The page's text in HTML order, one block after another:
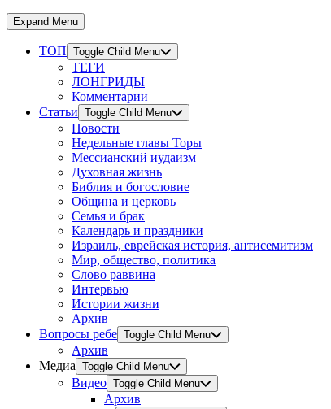
Expand Menu
ТОП Toggle Child Menu
ТЕГИ
ЛОНГРИДЫ
Комментарии
Статьи Toggle Child Menu
Новости
Недельные главы Торы
Мессианский иудаизм
Духовная жизнь
Библия и богословие
Община и церковь
Семья и брак
Календарь и праздники
Израиль, еврейская история, антисемитизм
Мир, общество, политика
Слово раввина
Интервью
Истории жизни
Архив
Вопросы ребе Toggle Child Menu
Архив
Медиа Toggle Child Menu
Видео Toggle Child Menu
Архив